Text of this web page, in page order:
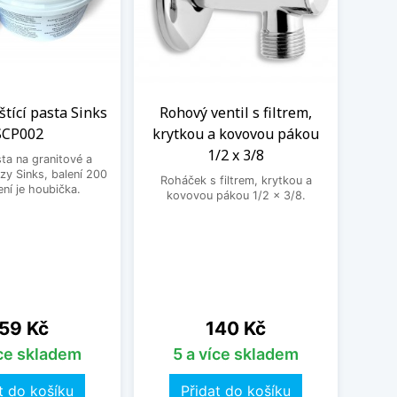
pasta Sinks
na granitové a
Sinks, balení 200
je houbička.
Kč
skladem
do košíku
Rohový ventil s filtrem,
krytkou a kovovou pákou
1/2 x 3/8
Roháček s filtrem, krytkou a
kovovou pákou 1/2 x 3/8.
Cena
140 Kč
5 a více skladem
Přidat do košíku